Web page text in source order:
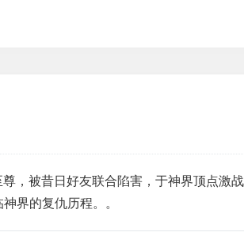
，被昔日好友联合陷害，于神界顶点激
界的复仇历程。。